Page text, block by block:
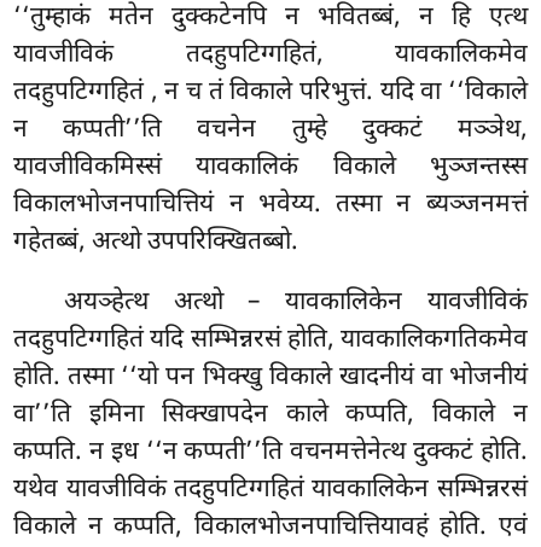
‘‘तुम्हाकं मतेन दुक्कटेनपि न भवितब्बं, न हि एत्थ
यावजीविकं तदहुपटिग्गहितं, यावकालिकमेव
तदहुपटिग्गहितं , न च तं विकाले परिभुत्तं. यदि वा ‘‘विकाले
न कप्पती’’ति वचनेन तुम्हे दुक्कटं मञ्ञेथ,
यावजीविकमिस्सं यावकालिकं विकाले भुञ्जन्तस्स
विकालभोजनपाचित्तियं न भवेय्य. तस्मा न ब्यञ्जनमत्तं
गहेतब्बं, अत्थो उपपरिक्खितब्बो.
अयञ्हेत्थ अत्थो – यावकालिकेन यावजीविकं
तदहुपटिग्गहितं यदि सम्भिन्नरसं होति, यावकालिकगतिकमेव
होति. तस्मा ‘‘यो पन भिक्खु विकाले खादनीयं वा भोजनीयं
वा’’ति इमिना सिक्खापदेन काले कप्पति, विकाले न
कप्पति. न इध ‘‘न कप्पती’’ति वचनमत्तेनेत्थ दुक्कटं होति.
यथेव यावजीविकं तदहुपटिग्गहितं यावकालिकेन सम्भिन्नरसं
विकाले न कप्पति, विकालभोजनपाचित्तियावहं होति. एवं